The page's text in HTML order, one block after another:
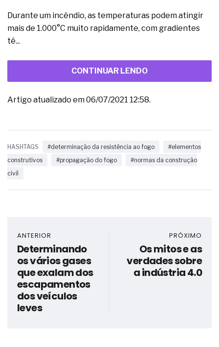
Durante um incêndio, as temperaturas podem atingir
mais de 1.000°C muito rapidamente, com gradientes
té...
CONTINUAR LENDO
Artigo atualizado em 06/07/2021 12:58.
HASHTAGS #determinação da resistência ao fogo
#elementos
construtivos
#propagação do fogo
#normas da construção
civil
ANTERIOR
Determinando
os vários gases
que exalam dos
escapamentos
dos veículos
leves
PRÓXIMO
Os mitos e as
verdades sobre
a indústria 4.0